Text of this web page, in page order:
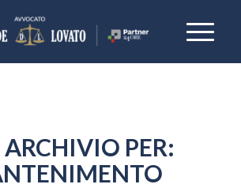
ARCHIVIO PER: